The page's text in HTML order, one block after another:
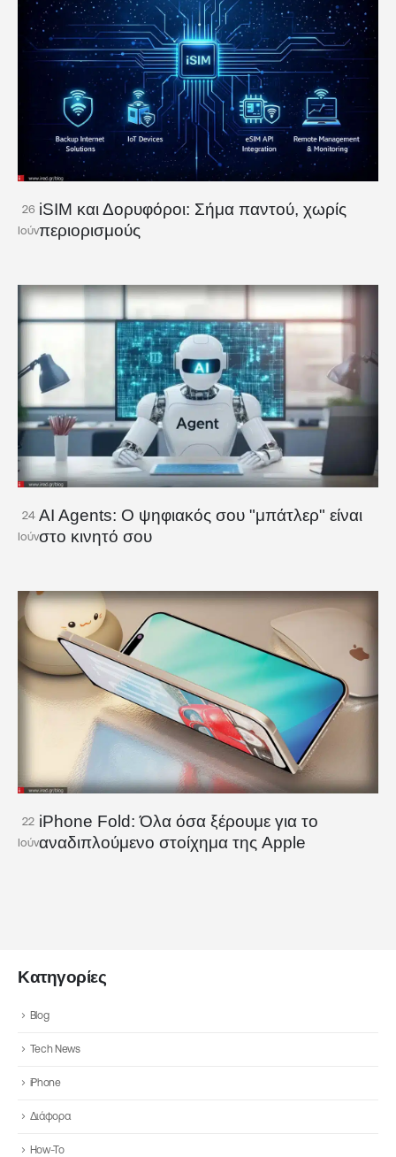
26
Ιούν
iSIM και Δορυφόροι: Σήμα παντού, χωρίς
περιορισμούς
24
Ιούν
AI Agents: Ο ψηφιακός σου "μπάτλερ" είναι
στο κινητό σου
22
Ιούν
iPhone Fold: Όλα όσα ξέρουμε για το
αναδιπλούμενο στοίχημα της Apple
Κατηγορίες
Blog
Tech News
iPhone
Διάφορα
How-To